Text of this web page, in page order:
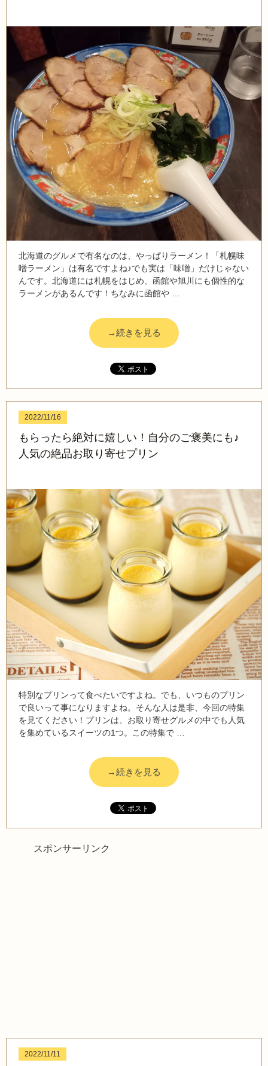
北海道のグルメで有名なのは、やっぱりラーメン！「札幌味
噌ラーメン」は有名ですよね♪でも実は「味噌」だけじゃない
んです。北海道には札幌をはじめ、函館や旭川にも個性的な
ラーメンがあるんです！ちなみに函館や …
→続きを見る
2022/11/16
もらったら絶対に嬉しい！自分のご褒美にも♪
人気の絶品お取り寄せプリン
特別なプリンって食べたいですよね。でも、いつものプリン
で良いって事になりますよね。そんな人は是非、今回の特集
を見てください！プリンは、お取り寄せグルメの中でも人気
を集めているスイーツの1つ。この特集で …
→続きを見る
スポンサーリンク
2022/11/11